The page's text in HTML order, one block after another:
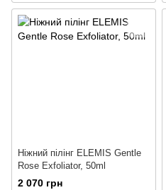
Ніжний пілінг ELEMIS Gentle
Rose Exfoliator, 50ml
2 070 грн